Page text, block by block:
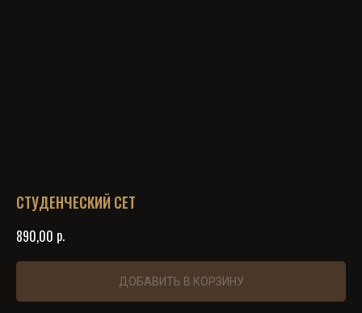
СТУДЕНЧЕСКИЙ СЕТ
890,00 р.
ДОБАВИТЬ В КОРЗИНУ